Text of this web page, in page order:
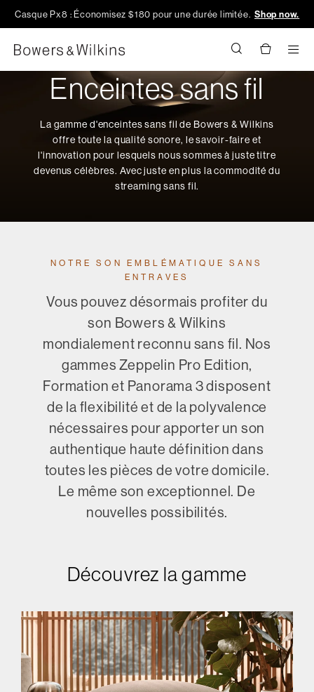
Casque Px8 : Économisez $180 pour une durée limitée. Shop now.
Enceintes sans fil
La gamme d'enceintes sans fil de Bowers & Wilkins
offre toute la qualité sonore, le savoir-faire et
l'innovation pour lesquels nous sommes à juste titre
devenus célèbres. Avec juste en plus la commodité du
streaming sans fil.
NOTRE SON EMBLÉMATIQUE SANS
ENTRAVES
Vous pouvez désormais profiter du
son Bowers & Wilkins
mondialement reconnu sans fil. Nos
gammes Zeppelin Pro Edition,
Formation et Panorama 3 disposent
de la flexibilité et de la polyvalence
nécessaires pour apporter un son
authentique haute définition dans
toutes les pièces de votre domicile.
Le même son exceptionnel. De
nouvelles possibilités.
Découvrez la gamme